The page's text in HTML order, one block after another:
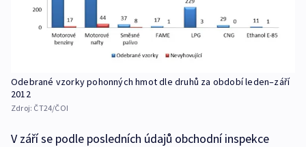
Odebrané vzorky pohonných hmot dle druhů za období leden–září
2012
Zdroj: ČT24/ČOI
V září se podle posledních údajů obchodní inspekce